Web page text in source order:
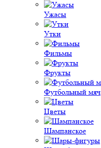
Ужасы
Утки
Фильмы
Фрукты
Футбольный мяч
Цветы
Шампанское